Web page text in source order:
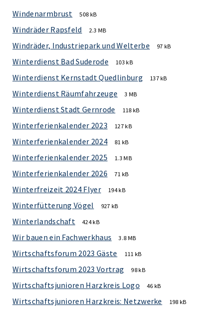
Windenarmbrust 508 kB
Windräder Rapsfeld 2.3 MB
Windräder, Industriepark und Welterbe 97 kB
Winterdienst Bad Suderode 103 kB
Winterdienst Kernstadt Quedlinburg 137 kB
Winterdienst Räumfahrzeuge 3 MB
Winterdienst Stadt Gernrode 118 kB
Winterferienkalender 2023 127 kB
Winterferienkalender 2024 81 kB
Winterferienkalender 2025 1.3 MB
Winterferienkalender 2026 71 kB
Winterfreizeit 2024 Flyer 194 kB
Winterfütterung Vögel 927 kB
Winterlandschaft 424 kB
Wir bauen ein Fachwerkhaus 3.8 MB
Wirtschaftsforum 2023 Gäste 111 kB
Wirtschaftsforum 2023 Vortrag 98 kB
Wirtschaftsjunioren Harzkreis Logo 46 kB
Wirtschaftsjunioren Harzkreis: Netzwerke 198 kB